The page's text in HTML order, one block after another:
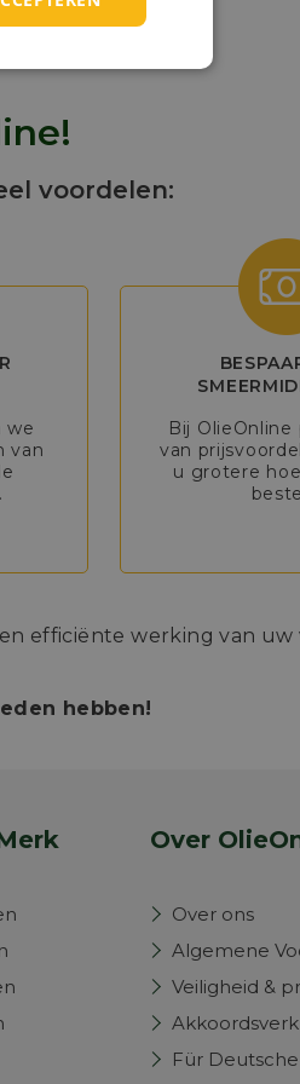
voordelen:
we
van
Bij
van
u grotere
efficiënte werking van
hebben!
Over
Over ons
Algemene
Veiligheid &
Für